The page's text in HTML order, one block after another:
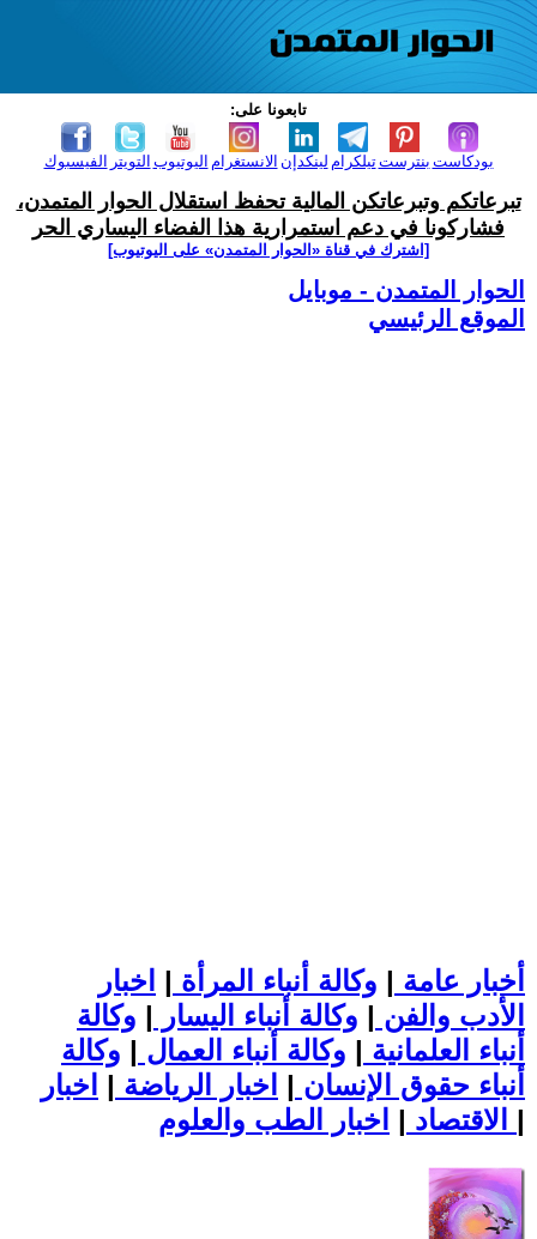
تابعونا على:
الفيسبوك التويتر اليوتيوب الانستغرام لينكدإن تيلكرامبنترست بودكاست
تبرعاتكم وتبرعاتكن المالية تحفظ استقلال الحوار المتمدن،
فشاركونا في دعم استمرارية هذا الفضاء اليساري الحر
[اشترك في قناة ‫«الحوار المتمدن» على اليوتيوب]
الحوار المتمدن - موبايل
الموقع الرئيسي
أخبار عامة | وكالة أنباء المرأة | اخبار
الأدب والفن | وكالة أنباء اليسار | وكالة
أنباء العلمانية | وكالة أنباء العمال | وكالة
أنباء حقوق الإنسان | اخبار الرياضة | اخبار
الاقتصاد | |